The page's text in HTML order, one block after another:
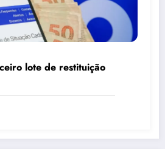
lote de restituição